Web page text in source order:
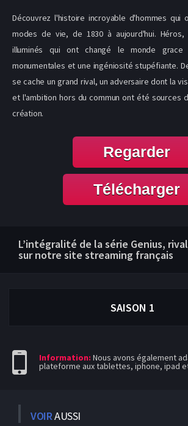
Découvrez l'histoire incroyable d'hommes qui
modes de vie, de 1830 à aujourd'hui. Héros,
illuminés qui ont changé le monde grace
monumentales et une ingéniosité stupéfiante.
se cache un grand rival, un adversaire dont la
et l'ambition hors du commun ont été sources
création.
Regarder
Télécharger
L’intégralité de la série Genius,
sur notre site streaming français
SAISON 1
Information: Nous avons également
plateforme aux tablettes, iphone, ipad
VOIRAUSSI